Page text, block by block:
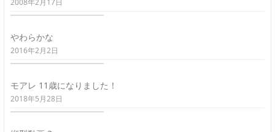
やわらかな
2016年2月2日
モアレ 11歳になりました！
2018年5月28日